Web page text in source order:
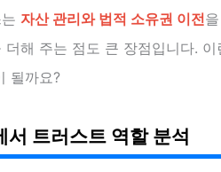
자산 관리와 법적 소유권 이전
더해 주는 점도 큰 장점입니다.
될까요?
서 트러스트 역할 분석